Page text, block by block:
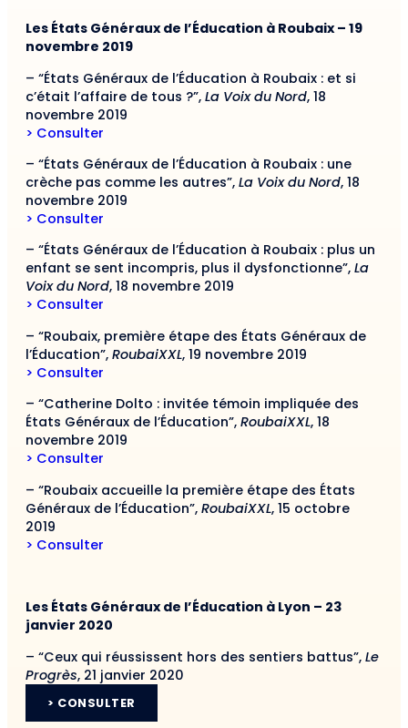
Les États Généraux de l’Éducation à Roubaix – 19
novembre 2019
– “États Généraux de l’Éducation à Roubaix : et si
c’était l’affaire de tous ?”, La Voix du Nord, 18
novembre 2019
> Consulter
– “États Généraux de l’Éducation à Roubaix : une
crèche pas comme les autres”, La Voix du Nord, 18
novembre 2019
> Consulter
– “États Généraux de l’Éducation à Roubaix : plus un
enfant se sent incompris, plus il dysfonctionne”, La
Voix du Nord, 18 novembre 2019
> Consulter
– “Roubaix, première étape des États Généraux de
l’Éducation”, RoubaiXXL, 19 novembre 2019
> Consulter
– “Catherine Dolto : invitée témoin impliquée des
États Généraux de l’Éducation”, RoubaiXXL, 18
novembre 2019
> Consulter
– “Roubaix accueille la première étape des États
Généraux de l’Éducation”, RoubaiXXL, 15 octobre
2019
> Consulter
Les États Généraux de l’Éducation à Lyon – 23
janvier 2020
– “Ceux qui réussissent hors des sentiers battus”, Le
Progrès, 21 janvier 2020
> CONSULTER